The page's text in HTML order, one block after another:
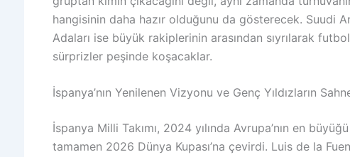
hangisinin daha hazır olduğunu da gösterecek. Suudi
Adaları ise büyük rakiplerinin arasından sıyrılarak
sürprizler peşinde koşacaklar.
İspanya’nın Yenilenen Vizyonu ve Genç Yıldızların
İspanya Milli Takımı, 2024 yılında Avrupa’nın en
tamamen 2026 Dünya Kupası’na çevirdi. Luis de la